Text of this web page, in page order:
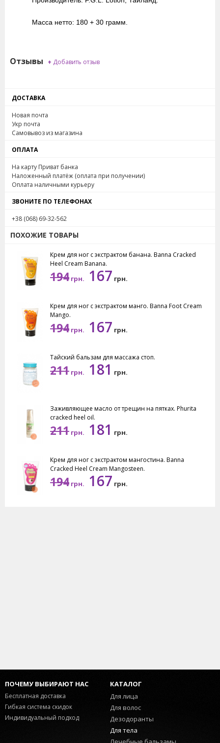
ДОСТАВКА
Новая почта
Укр почта
Самовывоз из магазина
ОПЛАТА
На карту Приват банка
Наложенный платёж (оплата при получении)
Оплата наличными курьеру
ЗВОНИТЕ ПО ТЕЛЕФОНАХ
+38 (068) 69-32-562
ПОХОЖИЕ ТОВАРЫ
Крем для ног с экстрактом банана. Banna Cracked
Heel Cream Banana.
194 грн. 167 грн.
Крем для ног с экстрактом манго. Banna Foot Cream
Mango.
194 грн. 167 грн.
Тайский бальзам для массажа стоп.
211 грн. 181 грн.
Заживляющее масло от трещин на пятках. Phurita
cracked heel oil.
211 грн. 181 грн.
Крем для ног с экстрактом мангостина. Banna
Cracked Heel Cream Mangosteen.
194 грн. 167 грн.
Масса нетто: 180 + 30 грамм.
Отзывы + Добавить отзыв
ПОЧЕМУ ВЫБИРАЮТ НАС
Бесплатная доставка
Гибкая система скидок
Индивидуальный подход
КАТАЛОГ
Для лица
Для волос
Дезодоранты
Для тела